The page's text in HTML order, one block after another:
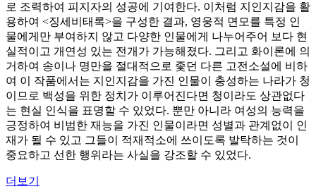
로 조력하여 피지자의 성공에 기여한다. 이처럼 지인지감을 활
용하여 <징세비태록>을 구성한 결과, 영웅적 면모를 특정 인
물에게만 부여하지 않고 다양한 인물에게 나누어주어 보다 현
실적이고 개연성 있는 전개가 가능해졌다. 그리고 화이론에 의
거하여 송이나 명만을 절대적으로 좇던 다른 고전소설에 비하
여 이 작품에서는 지인지감을 가진 인물이 충성하는 나라가 청
이므로 백성을 위한 정치가 이루어진다면 청이라도 상관없다
는 현실 인식을 표명할 수 있었다. 뿐만 아니라 여성의 능력을
긍정하여 비범한 재능을 가진 인물이라면 성별과 관계없이 인
재가 될 수 있고 그들이 적재적소에 쓰이도록 발탁하는 것이
중요하고 선한 행위라는 사실을 강조할 수 있었다.
더보기